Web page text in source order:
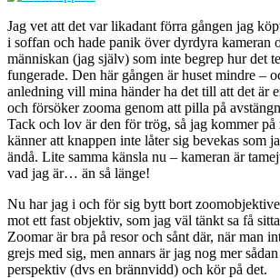
Jag vet att det var likadant förra gången jag
i soffan och hade panik över dyrdyra kameran
människan (jag själv) som inte begrep hur det
fungerade. Den här gången är huset mindre –
anledning vill mina händer ha det till att det är
och försöker zooma genom att pilla på
Tack och lov är den för trög, så jag kommer
känner att knappen inte låter sig bevekas som
ändå. Lite samma känsla nu – kameran är
vad jag är… än så länge!
Nu har jag i och för sig bytt bort
mot ett fast objektiv, som jag väl tänkt sa få
Zoomar är bra på resor och sånt där, när man
grejs med sig, men annars är jag nog mer
perspektiv (dvs en brännvidd) och kör på det.